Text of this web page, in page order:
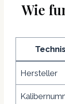
Wie
Hersteller